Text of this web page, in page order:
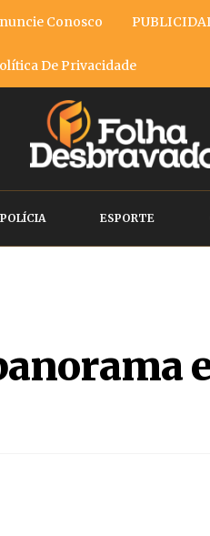
Conosco
De Privacidade
POLÍCIA ESPORTE